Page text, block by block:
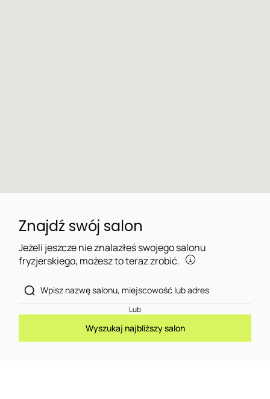
Znajdź swój salon
Jeżeli jeszcze nie znalazłeś swojego salonu
fryzjerskiego, możesz to teraz zrobić.
Lub
Wyszukaj najbliższy salon